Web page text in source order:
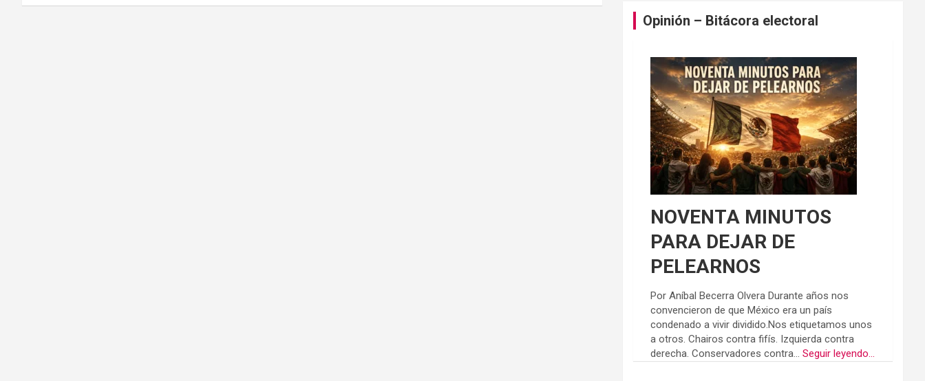
Opinión – Bitácora electoral
NOVENTA MINUTOS
PARA DEJAR DE
PELEARNOS
Por Aníbal Becerra Olvera Durante años nos
convencieron de que México era un país
condenado a vivir dividido.Nos etiquetamos unos
a otros. Chairos contra fifís. Izquierda contra
derecha. Conservadores contra...Seguir leyendo...